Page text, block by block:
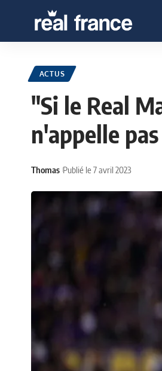
ACTUS
"Si le Real
n'appelle
Thomas Publié le 7 avril 2023